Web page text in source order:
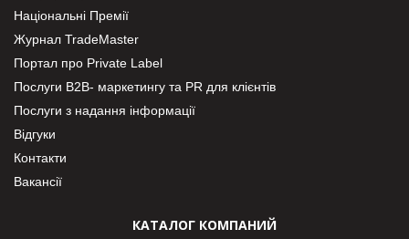
Національні Премії
Журнал TradeMaster
Портал про Private Label
Послуги В2В- маркетингу та PR для клієнтів
Послуги з надання інформації
Відгуки
Контакти
Вакансії
КАТАЛОГ КОМПАНИЙ